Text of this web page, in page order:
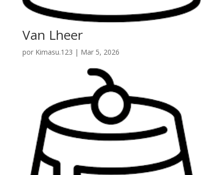
Van Lheer
por Kimasu.123 | Mar 5, 2026